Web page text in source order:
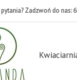
pytania? Zadzwoń do nas: